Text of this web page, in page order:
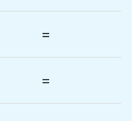
=
=